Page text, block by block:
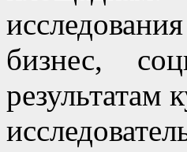
бизнес,
результатам